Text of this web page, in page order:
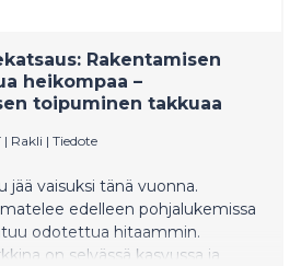
Rakentamisen
heikompaa –
toipuminen takkuaa
| Rakli | Tiedote
jää vaisuksi tänä vuonna.
edelleen pohjalukemissa
odotettua hitaammin.
on selvässä kasvussa ja